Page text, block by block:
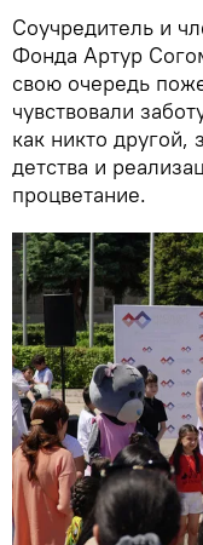
Соучредитель и
Фонда Артур
свою очередь
чувствовали
как никто другой,
детства и
процветание.